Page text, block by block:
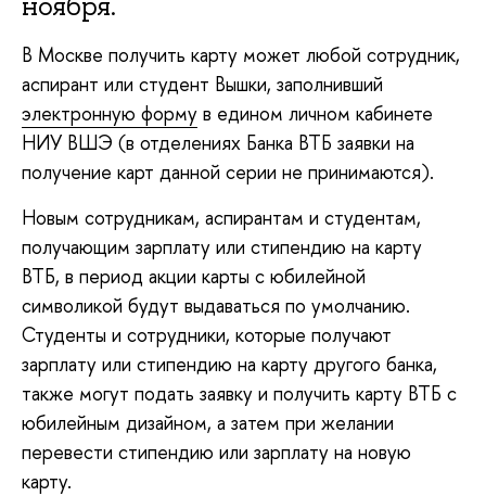
В Москве получить карту может любой сотрудник,
аспирант или студент Вышки, заполнивший
электронную форму в едином личном кабинете
НИУ ВШЭ (в отделениях Банка ВТБ заявки на
получение карт данной серии не принимаются).
Новым сотрудникам, аспирантам и студентам,
получающим зарплату или стипендию на карту
ВТБ, в период акции карты с юбилейной
символикой будут выдаваться по умолчанию.
Студенты и сотрудники, которые получают
зарплату или стипендию на карту другого банка,
также могут подать заявку и получить карту ВТБ с
юбилейным дизайном, а затем при желании
перевести стипендию или зарплату на новую
карту.